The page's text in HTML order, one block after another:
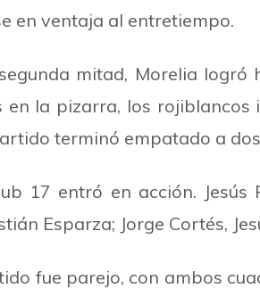
en ventaja al entretiempo.
mitad, Morelia logró
en la pizarra, los
terminó empatado a
17 entró en acción.
Esparza; Jorge Cortés,
fue parejo, con ambos